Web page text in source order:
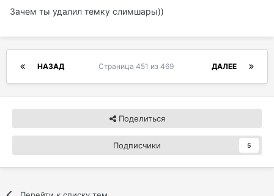
Зачем ты удалил темку слимшары))
НАЗАД ДАЛЕЕ
Страница 451 из 469
Поделиться
Подписчики 5